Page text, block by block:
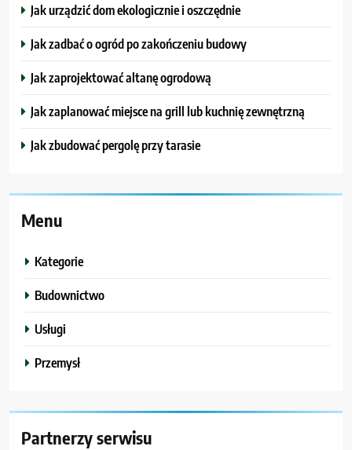
Jak urządzić dom ekologicznie i oszczędnie
Jak zadbać o ogród po zakończeniu budowy
Jak zaprojektować altanę ogrodową
Jak zaplanować miejsce na grill lub kuchnię zewnętrzną
Jak zbudować pergolę przy tarasie
Menu
Kategorie
Budownictwo
Usługi
Przemysł
Partnerzy serwisu